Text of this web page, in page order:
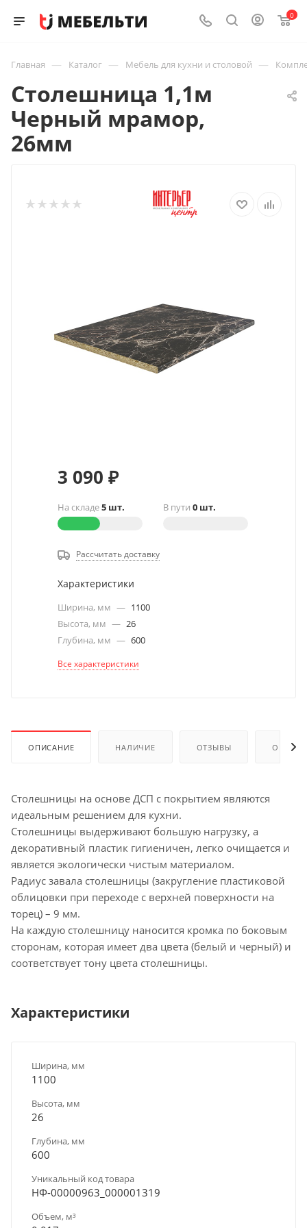
0
Главная — Каталог — Мебель для кухни и столовой —
Столешница 1,1м
Черный мрамор,
26мм
3 090 ₽
На складе5 шт. В пути 0 шт.
Рассчитать доставку
Характеристики
Ширина, мм — 1100
Высота, мм — 26
Глубина, мм — 600
Все характеристики
ОПИСАНИЕ НАЛИЧИЕ ОТЗЫВЫ ОПЛАТА
Столешницы на основе ДСП с покрытием являются
идеальным решением для кухни.
Столешницы выдерживают большую нагрузку, а
декоративный пластик гигиеничен, легко очищается и
является экологически чистым материалом.
Радиус завала столешницы (закругление пластиковой
облицовки при переходе с верхней поверхности на
торец) – 9 мм.
На каждую столешницу наносится кромка по боковым
сторонам, которая имеет два цвета (белый и черный) и
соответствует тону цвета столешницы.
Характеристики
Ширина, мм
1100
Высота, мм
26
Глубина, мм
600
Уникальный код товара
НФ-00000963_000001319
Объем, м³